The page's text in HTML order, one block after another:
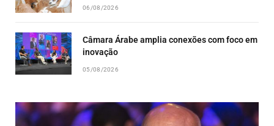
06/08/2026
Câmara Árabe amplia conexões com foco em
inovação
05/08/2026